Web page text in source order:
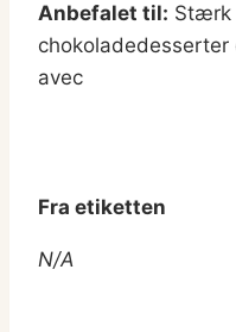
Anbefalet til: Stærk
avec
Fra etiketten
N/A